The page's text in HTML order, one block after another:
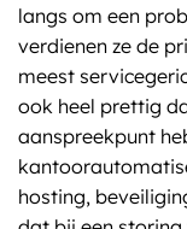
langs om een
verdienen ze de
meest
ook heel prettig
aanspreekpunt
hosting,